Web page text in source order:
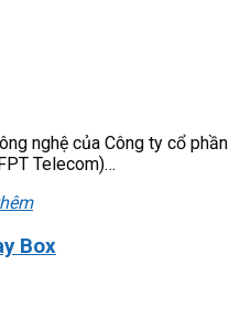
nghệ của Công ty cổ phần
Telecom)…
Box